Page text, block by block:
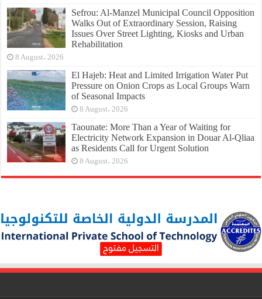
Sefrou: Al-Manzel Municipal Council Opposition
Walks Out of Extraordinary Session, Raising
Issues Over Street Lighting, Kiosks and Urban
Rehabilitation
8 August، 2026
El Hajeb: Heat and Limited Irrigation Water Put
Pressure on Onion Crops as Local Groups Warn
of Seasonal Impacts
8 August، 2026
Taounate: More Than a Year of Waiting for
Electricity Network Expansion in Douar Al-Qliaa
as Residents Call for Urgent Solution
8 August، 2026